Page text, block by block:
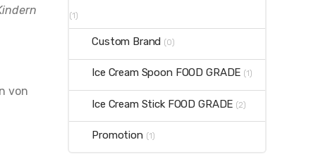
von
(1)
Custom Brand (0)
Ice Cream Spoon FOOD GRADE (1)
Ice Cream Stick FOOD GRADE (2)
Promotion (1)